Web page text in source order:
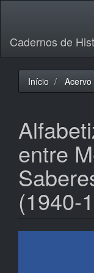
principal
Barra
Lateral
Cadernos de
Início Acervo
entre
(1940-